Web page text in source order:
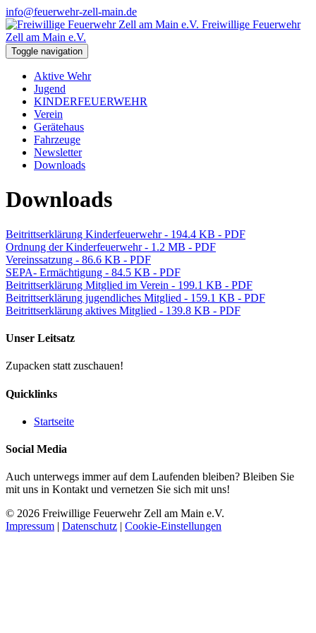
info@feuerwehr-zell-main.de
Freiwillige Feuerwehr
Zell am Main e.V.
Toggle navigation
Aktive Wehr
Jugend
KINDERFEUERWEHR
Verein
Gerätehaus
Fahrzeuge
Newsletter
Downloads
Downloads
Beitrittserklärung Kinderfeuerwehr - 194.4 KB - PDF
Ordnung der Kinderfeuerwehr - 1.2 MB - PDF
Vereinssatzung - 86.6 KB - PDF
SEPA- Ermächtigung - 84.5 KB - PDF
Beitrittserklärung Mitglied im Verein - 199.1 KB - PDF
Beitrittserklärung jugendliches Mitglied - 159.1 KB - PDF
Beitrittserklärung aktives Mitglied - 139.8 KB - PDF
Unser Leitsatz
Zupacken statt zuschauen!
Quicklinks
Startseite
Social Media
Auch unterwegs immer auf dem Laufenden bleiben? Bleiben Sie
mit uns in Kontakt und vernetzen Sie sich mit uns!
© 2026 Freiwillige Feuerwehr Zell am Main e.V.
Impressum
Datenschutz Cookie-Einstellungen